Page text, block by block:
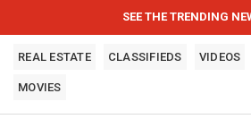
SEE THE TRENDING
REAL ESTATE CLASSIFIEDS VIDEOS
MOVIES